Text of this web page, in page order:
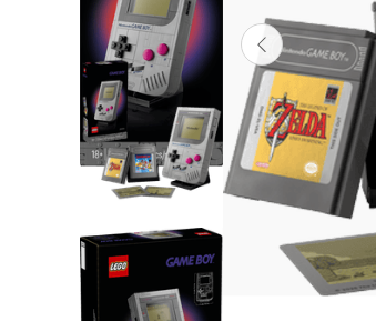
Construcción
Peluches
Vehículos y Pistas